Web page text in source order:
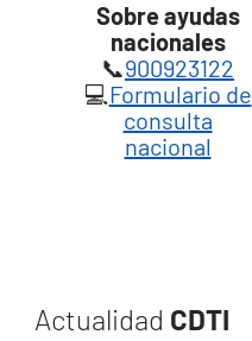
Sobre ayudas
nacionales
📞900923122
💻Formulario de
consulta
nacional
Actualidad CDTI